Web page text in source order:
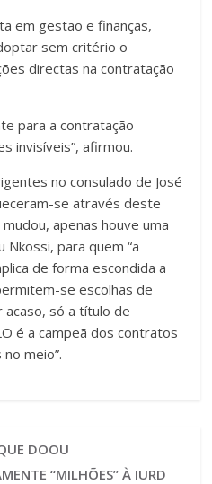
em gestão e finanças,
sem critério o
directas na contratação
para a contratação
invisíveis”, afirmou.
no consulado de José
se através deste
apenas houve uma
para quem “a
de forma escondida a
se escolhas de
acaso, só a título de
é a campeã dos contratos
meio”.
DOOU
“MILHÕES” À IURD